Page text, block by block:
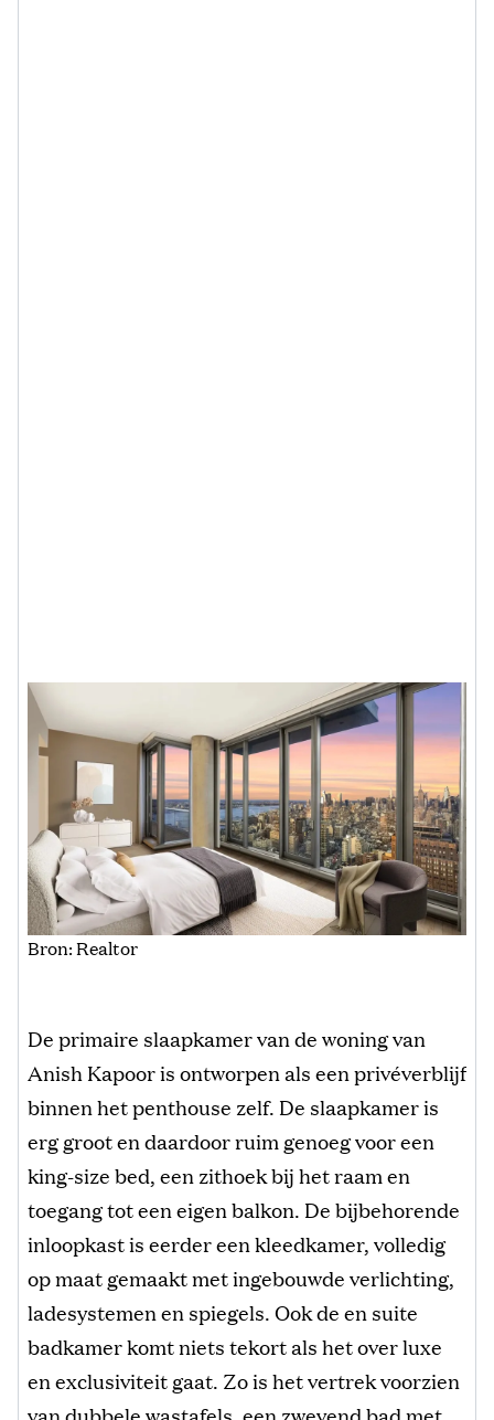
Bron: Realtor
De primaire slaapkamer van de woning van
Anish Kapoor is ontworpen als een privéverblijf
binnen het penthouse zelf. De slaapkamer is
erg groot en daardoor ruim genoeg voor een
king-size bed, een zithoek bij het raam en
toegang tot een eigen balkon. De bijbehorende
inloopkast is eerder een kleedkamer, volledig
op maat gemaakt met ingebouwde verlichting,
ladesystemen en spiegels. Ook de en suite
badkamer komt niets tekort als het over luxe
en exclusiviteit gaat. Zo is het vertrek voorzien